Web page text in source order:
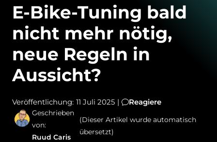
E-Bike-Tuning bald
nicht mehr nötig,
neue Regeln in
Aussicht?
Veröffentlichung: 11 Juli 2025 | Reagiere
Geschrieben
von:
Ruud Caris
(Dieser Artikel wurde automatisch
übersetzt)